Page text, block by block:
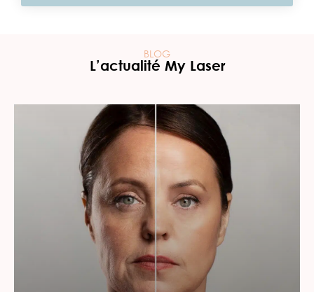
BLOG
L’actualité My Laser